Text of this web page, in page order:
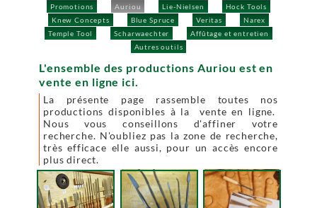
Promotions Auriou Lie-Nielsen
Hock Tools
Knew Concepts
Blue Spruce Veritas
Narex
Temple Tool
Scharwaechter
Affûtage et entretien
Autres outils
L'ensemble des productions Auriou est en
vente en ligne ici.
La présente page rassemble toutes nos
productions disponibles à la vente en ligne.
Nous vous conseillons d'affiner votre
recherche. N'oubliez pas la zone de recherche,
très efficace elle aussi, pour un accès encore
plus direct.